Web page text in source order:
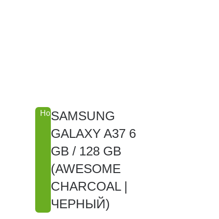
Новинка
SAMSUNG
GALAXY A37 6
GB / 128 GB
(AWESOME
CHARCOAL |
ЧЕРНЫЙ)